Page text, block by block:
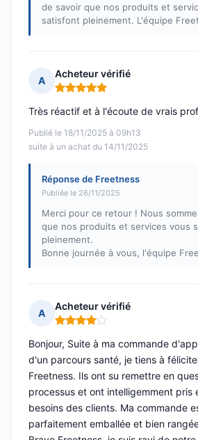
de savoir que nos produits et
satisfont pleinement. L'équipe
A
Acheteur vérifié
Note : 5 sur 5
Publié le 18/11/2025 à 09h13
suite à un achat du 14/11/2025
Très réactif et à l'écoute de vrais
Réponse de Freetness
Publiée le 26/11/2025
Merci pour ce retour ! Nous
que nos produits et services vous
pleinement.
Bonne journée à vous, l'équipe
A
Acheteur vérifié
Note : 4 sur 5
Bonjour, Suite à ma commande
d'un parcours santé, je tiens à
Freetness. Ils ont su remettre en
processus et ont intelligemment pris
besoins des clients. Ma commande
parfaitement emballée et bien